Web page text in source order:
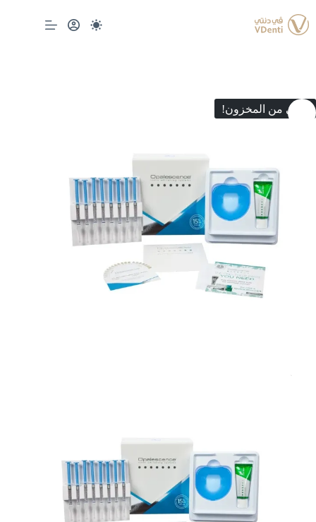
إلى
المحتوى
انتهى من المخزون!